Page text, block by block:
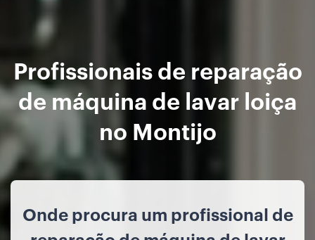
Profissionais de reparação
de máquina de lavar loiça
no Montijo
Onde procura um profissional de